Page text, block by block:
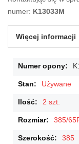
numer: K13033M
Więcej informacji
Więcej
Używane
2 szt.
385/
385